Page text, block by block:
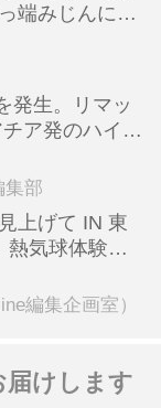
端みじんにな
発生。リマッ
ア発のハイパ
集部
上げて IN 東
熱気球体験搭
編集企画室）
届けします